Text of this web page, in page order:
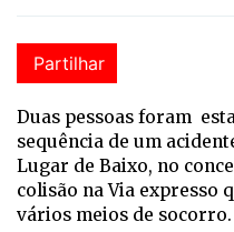
Partilhar
Duas pessoas foram
sequência de um
Lugar de Baixo, no
colisão na Via expresso
vários meios de socorro.